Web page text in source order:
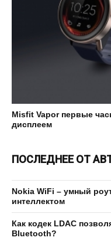
Misfit Vapor первые
дисплеем
ПОСЛЕДНЕЕ ОТ
Nokia WiFi – умный
интеллектом
Как кодек LDAC
Bluetooth?